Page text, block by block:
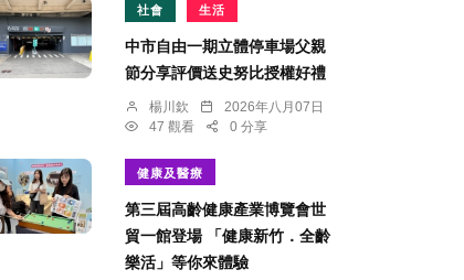
社會 生活
中市自由一期立體停車場父親
節分享評價送史努比授權好禮
楊川欽
2026年八月07日
47 觀看
0 分享
健康及醫療
第三屆高齡健康產業博覽會世
貿一館登場 「健康新竹．全齡
樂活」等你來體驗